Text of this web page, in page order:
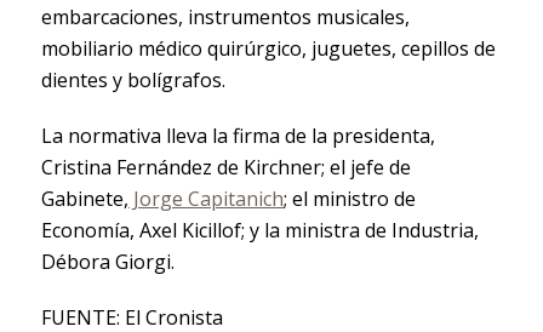
embarcaciones, instrumentos musicales,
mobiliario médico quirúrgico, juguetes, cepillos de
dientes y bolígrafos.
La normativa lleva la firma de la presidenta,
Cristina Fernández de Kirchner; el jefe de
Gabinete, Jorge Capitanich; el ministro de
Economía, Axel Kicillof; y la ministra de Industria,
Débora Giorgi.
FUENTE: El Cronista